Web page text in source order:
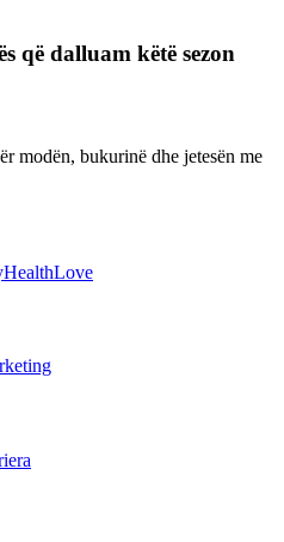
që dalluam këtë sezon
modën, bukurinë dhe jetesën me
HealthLove